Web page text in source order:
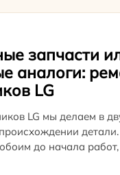
запчасти
аналоги:
LG
LG мы делаем в
до начала